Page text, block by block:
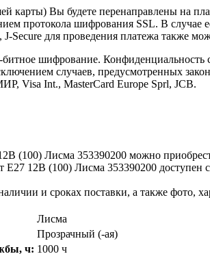
карты) Вы будете перенаправлены
протокола шифрования SSL. В случае
Secure для проведения платежа также
битное шифрование.
случаев, предусмотренных
Visa Int., MasterCard Europe Sprl, JCB.
(100) Лисма 353390200 можно
12В (100) Лисма 353390200 доступен
и сроках поставки, а также фото,
Лисма
Прозрачный (-ая)
ч: 1000 ч